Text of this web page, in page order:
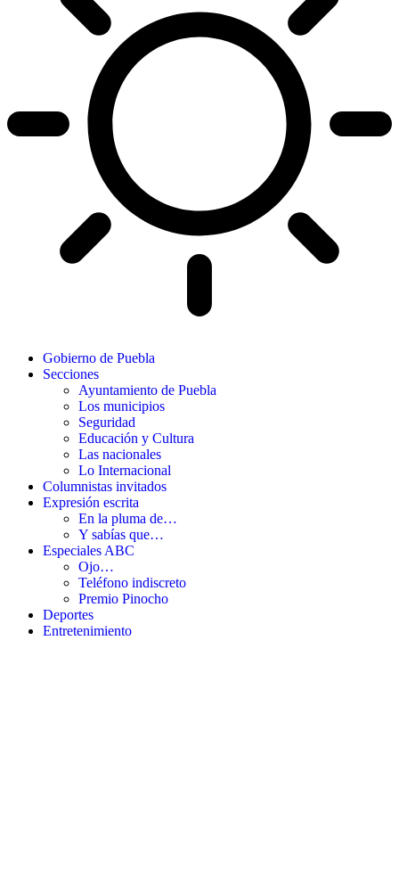
Gobierno de Puebla
Secciones
Ayuntamiento de Puebla
Los municipios
Seguridad
Educación y Cultura
Las nacionales
Lo Internacional
Columnistas invitados
Expresión escrita
En la pluma de…
Y sabías que…
Especiales ABC
Ojo…
Teléfono indiscreto
Premio Pinocho
Deportes
Entretenimiento